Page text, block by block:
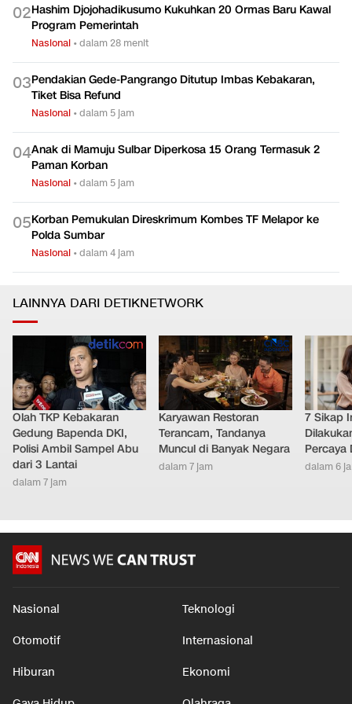
02Hashim Djojohadikusumo Kukuhkan 20 Ormas Baru Kawal
Program Pemerintah
Nasional •dalam 28 menit
03Pendakian Gede-Pangrango Ditutup Imbas Kebakaran,
Tiket Bisa Refund
Nasional •dalam 5 jam
04Anak di Mamuju Sulbar Diperkosa 15 Orang Termasuk 2
Paman Korban
Nasional •dalam 5 jam
05Korban Pemukulan Direskrimum Kombes TF Melapor ke
Polda Sumbar
Nasional •dalam 4 jam
LAINNYA DARI DETIKNETWORK
Olah TKP Kebakaran
Gedung Bapenda DKI,
Polisi Ambil Sampel Abu
dari 3 Lantai
dalam 7 jam
Karyawan Restoran
Terancam, Tandanya
Muncul di Banyak Negara
dalam 7 jam
7 Sikap
Percaya
dalam 6
Nasional Teknologi
Otomotif Internasional
Hiburan Ekonomi